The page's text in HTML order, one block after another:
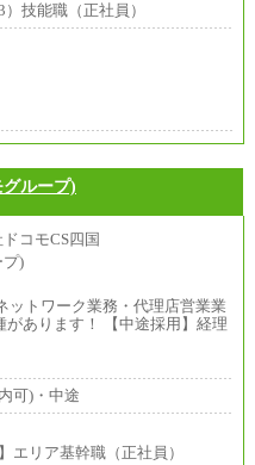
技能職（正社員）
ループ)
ットワーク業務・代理店営業業
あります！ 【中途採用】経理
可)・中途
エリア基幹職（正社員）